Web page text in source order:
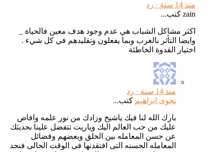
رد
اكثر مشاكل الشباب هي عدم وجود هدف معين فالحياة _
وايضا التأثر بالغرب وبما يفعلون وتقليدهم في كل شيء .
اختيار القدوة الخاطئة
رد
نجوى ابراهيمكتب...
بارك الله لنا فيك ياشيخ وزادك من نور علمه وافاض
عليك من حب العالم اليك وياريت تتفضل علينا بحديثك
عن حسن المعامله بين الخلق وبعضهم وفضائل
المعامله الحسنه التى افتقدنها فى الوقت الحالى فنجد